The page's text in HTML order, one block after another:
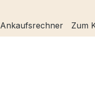
Ankaufsrechner Zum